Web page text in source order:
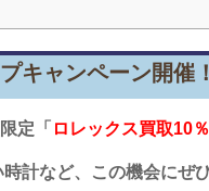
キャンペーン開催！
定「 ロレックス買取10
計など、この機会にぜ